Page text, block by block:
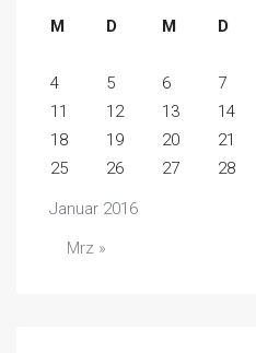
Januar 2016
M D M D
4
5 6 7
11
12 13 14
18
19 20 21
25
26 27 28
Mrz »